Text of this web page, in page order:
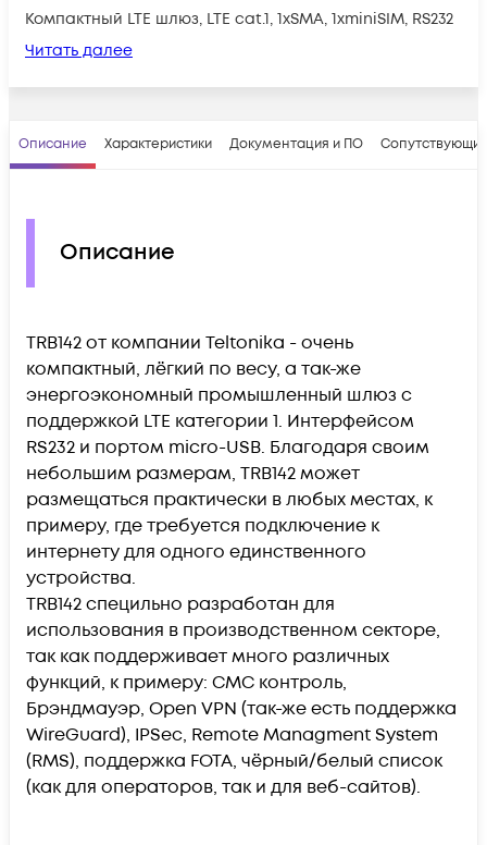
Компактный LTE шлюз, LTE cat.1, 1xSMA, 1xminiSIM, RS232
Читать далее
Описание Характеристики Документация и ПО
Описание
TRB142 от компании Teltonika - очень
компактный, лёгкий по весу, а так-же
энергоэкономный промышленный шлюз с
поддержкой LTE категории 1. Интерфейсом
RS232 и портом micro-USB. Благодаря своим
небольшим размерам, TRB142 может
размещаться практически в любых местах, к
примеру, где требуется подключение к
интернету для одного единственного
устройства.
TRB142 специльно разработан для
использования в производственном секторе,
так как поддерживает много различных
функций, к примеру: СМС контроль,
Брэндмауэр, Open VPN (так-же есть поддержка
WireGuard), IPSec, Remote Managment System
(RMS), поддержка FOTA, чёрный/белый список
(как для операторов, так и для веб-сайтов).